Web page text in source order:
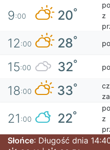
9:00 20°
z
12:00 28°
15:00 32°
18:00 33°
21 :00 22°
z
Słońce: Długość dnia